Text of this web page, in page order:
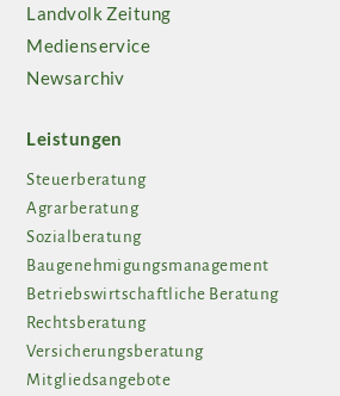
Landvolk Zeitung
Medienservice
Newsarchiv
Leistungen
Steuerberatung
Agrarberatung
Sozialberatung
Baugenehmigungsmanagement
Betriebswirtschaftliche Beratung
Rechtsberatung
Versicherungsberatung
Mitgliedsangebote